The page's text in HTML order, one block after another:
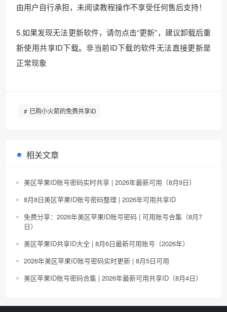
由用户自行承担，未阅读教程操作不享受任何售后支持！
5.如果发现无法更新软件，请勿点击“更新”，建议卸载后重
新使用共享ID下载。非当前ID下载的软件无法直接更新是
正常现象
已购小火箭的免费共享ID
相关文章
美区苹果ID账号密码实时共享 | 2026年最新可用（8月9日）
8月8日美区苹果ID账号密码整理 | 2026年可用共享ID
免费分享：2026年美区苹果ID账号密码 | 可用账号合集（8月7
日）
美区苹果ID共享ID大全 | 8月6日最新可用账号（2026年）
2026年美区苹果ID账号密码实时更新 | 8月5日可用
美区苹果ID账号密码合集 | 2026年最新可用共享ID（8月4日）